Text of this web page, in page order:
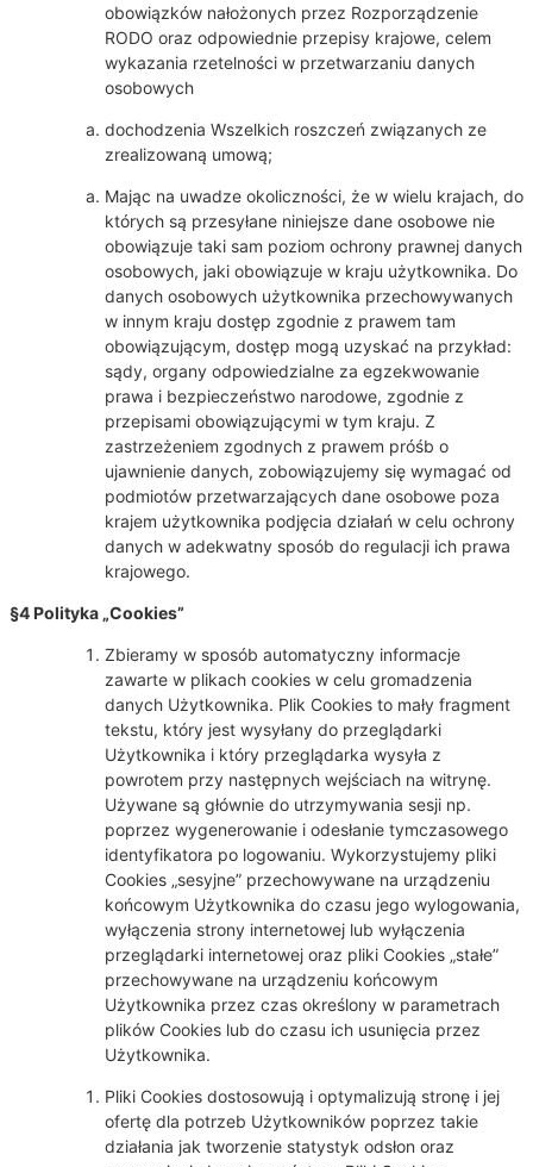
obowiązków nałożonych przez Rozporządzenie
RODO oraz odpowiednie przepisy krajowe, celem
wykazania rzetelności w przetwarzaniu danych
osobowych
dochodzenia Wszelkich roszczeń związanych ze
zrealizowaną umową;
Mając na uwadze okoliczności, że w wielu krajach, do
których są przesyłane niniejsze dane osobowe nie
obowiązuje taki sam poziom ochrony prawnej danych
osobowych, jaki obowiązuje w kraju użytkownika. Do
danych osobowych użytkownika przechowywanych
w innym kraju dostęp zgodnie z prawem tam
obowiązującym, dostęp mogą uzyskać na przykład:
sądy, organy odpowiedzialne za egzekwowanie
prawa i bezpieczeństwo narodowe, zgodnie z
przepisami obowiązującymi w tym kraju. Z
zastrzeżeniem zgodnych z prawem próśb o
ujawnienie danych, zobowiązujemy się wymagać od
podmiotów przetwarzających dane osobowe poza
krajem użytkownika podjęcia działań w celu ochrony
danych w adekwatny sposób do regulacji ich prawa
krajowego.
§4 Polityka „Cookies”
Zbieramy w sposób automatyczny informacje
zawarte w plikach cookies w celu gromadzenia
danych Użytkownika. Plik Cookies to mały fragment
tekstu, który jest wysyłany do przeglądarki
Użytkownika i który przeglądarka wysyła z
powrotem przy następnych wejściach na witrynę.
Używane są głównie do utrzymywania sesji np.
poprzez wygenerowanie i odesłanie tymczasowego
identyfikatora po logowaniu. Wykorzystujemy pliki
Cookies „sesyjne” przechowywane na urządzeniu
końcowym Użytkownika do czasu jego wylogowania,
wyłączenia strony internetowej lub wyłączenia
przeglądarki internetowej oraz pliki Cookies „stałe”
przechowywane na urządzeniu końcowym
Użytkownika przez czas określony w parametrach
plików Cookies lub do czasu ich usunięcia przez
Użytkownika.
Pliki Cookies dostosowują i optymalizują stronę i jej
ofertę dla potrzeb Użytkowników poprzez takie
działania jak tworzenie statystyk odsłon oraz